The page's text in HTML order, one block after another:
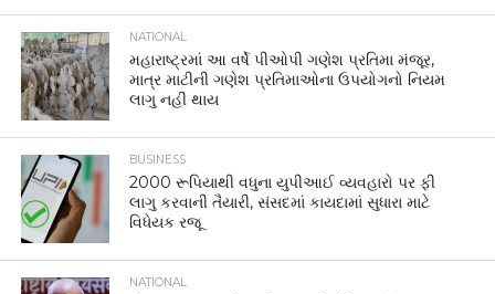
NATIONAL
મહારાષ્ટ્રમાં આ વર્ષે પીઓપી ગણેશ પ્રતિમા મંજૂર,
માત્ર માટીની ગણેશ પ્રતિમાઓના ઉપયોગનો નિયમ
લાગુ નહીં થાય
BUSINESS
2000 રૂપિયાથી વધુના યુપીઆઈ વ્યવહારો પર ફી
લાગુ કરવાની તૈયારી, સંસદમાં કાયદામાં સુધારા માટે
વિધેયક રજૂ
NATIONAL